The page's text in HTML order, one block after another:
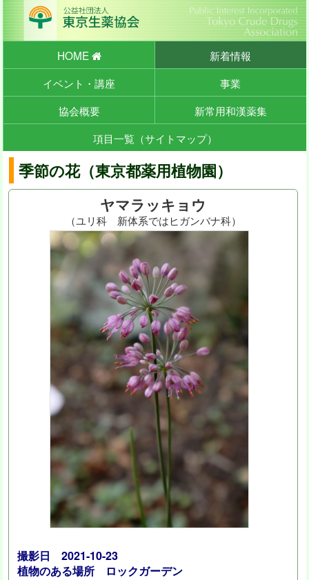
HOME
新着情報
イベント・講座
事業
協会概要
新常用和漢薬集
項目一覧（サイトマップ）
季節の花（東京都薬用植物園）
ヤマラッキョウ
（ユリ科 新体系ではヒガンバナ科）
撮影日 2021-10-23
植物のある場所 ロックガーデン